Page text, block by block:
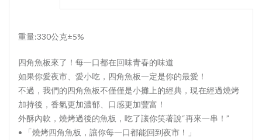
重量:330公克±5%
四角魚板來了！每一口都在回味青春的味道
如果你愛夜市、愛小吃，四角魚板一定是你的最愛！
不過，我們的四角魚板不僅僅是小攤上的經典，現在經過燒烤
加持後，香氣更加濃郁、口感更加豐富！
外酥內軟，燒烤過後的魚板，吃了讓你笑著說“再來一串！”
• 「燒烤四角魚板，讓你每一口都能回到夜市！」